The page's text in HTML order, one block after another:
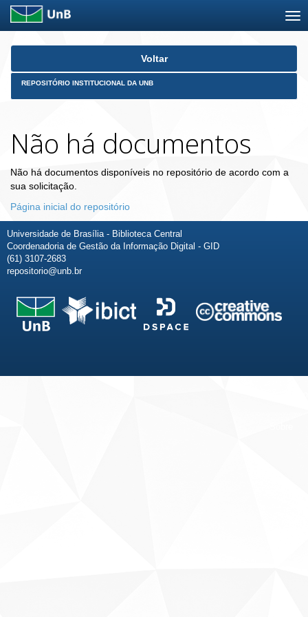
Skip
Voltar
REPOSITÓRIO INSTITUCIONAL DA UNB
Não há documentos
Não há documentos disponíveis no repositório de acordo com a
sua solicitação.
Página inicial do repositório
Universidade de Brasília - Biblioteca Central
Coordenadoria de Gestão da Informação Digital - GID
(61) 3107-2683
repositorio@unb.br